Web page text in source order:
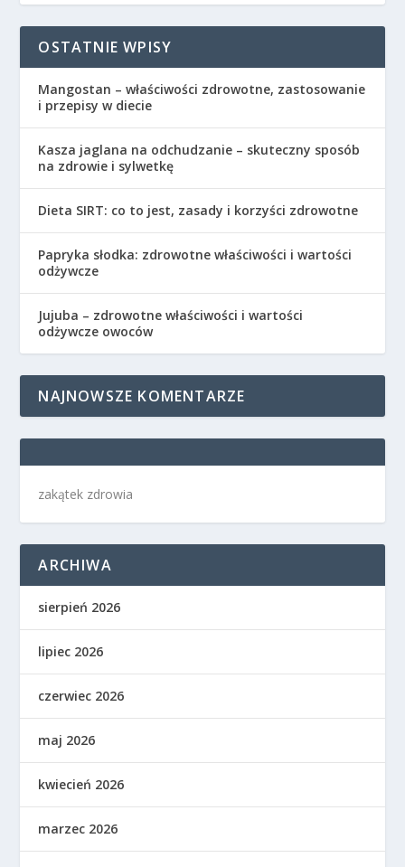
OSTATNIE WPISY
Mangostan – właściwości zdrowotne, zastosowanie
i przepisy w diecie
Kasza jaglana na odchudzanie – skuteczny sposób
na zdrowie i sylwetkę
Dieta SIRT: co to jest, zasady i korzyści zdrowotne
Papryka słodka: zdrowotne właściwości i wartości
odżywcze
Jujuba – zdrowotne właściwości i wartości
odżywcze owoców
NAJNOWSZE KOMENTARZE
zakątek zdrowia
ARCHIWA
sierpień 2026
lipiec 2026
czerwiec 2026
maj 2026
kwiecień 2026
marzec 2026